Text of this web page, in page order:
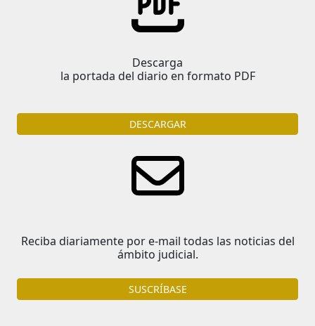
Descarga
la portada del diario en formato PDF
DESCARGAR
Reciba diariamente por e-mail todas las noticias del
ámbito judicial.
SUSCRÍBASE